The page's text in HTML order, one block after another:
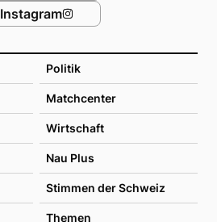
Politik
Matchcenter
Wirtschaft
Nau Plus
Stimmen der Schweiz
Themen
Instagram